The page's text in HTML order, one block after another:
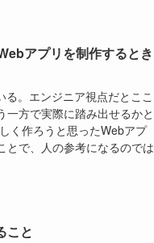
アプリを制作するとき
。エンジニア視点だとここ
一方で実際に踏み出せるかと
く作ろうと思ったWebアプ
とで、人の参考になるのでは
こと